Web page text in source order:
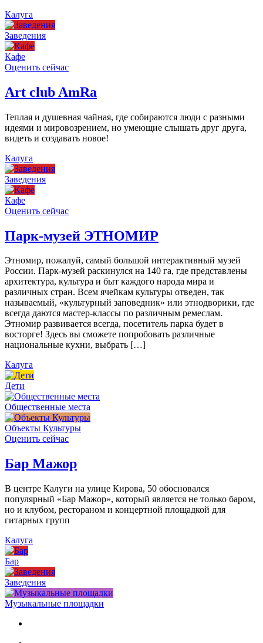
Калуга
Заведения
Кафе
Оценить сейчас
Art сlub AmRa
Теплая и душевная чайная, где собираются люди с разными
идеями и мировозрением, но умеющие слышать друг друга,
видеть и создавать новое!
Калуга
Заведения
Кафе
Оценить сейчас
Парк-музей ЭТНОМИР
Этномир, пожалуй, самый большой интерактивный музей
России. Парк-музей раскинулся на 140 га, где представлены
архитектура, культура и быт каждого народа мира и
различных стран. Всем ячейкам культуры отведен, так
называемый, «культурный заповедник» или этнодворики, где
всегда даются мастер-классы по различным ремеслам.
Этномир развивается всегда, посетитель парка будет в
восторге! Здесь вы сможете попробовать различные
национальные кухни, выбрать […]
Калуга
Дети
Общественные места
Объекты Культуры
Оценить сейчас
Бар Мажор
В центре Калуги на улице Кирова, 50 обосновался
популярный «Бар Мажор», который является не только баром,
но и клубом, рестораном и концертной площадкой для
гитарных групп
Калуга
Бар
Заведения
Музыкальные площадки